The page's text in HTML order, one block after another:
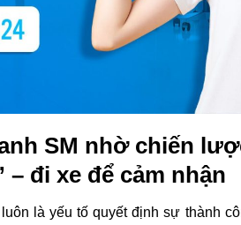
SM nhờ chiến
đi xe để cảm nhận
là yếu tố quyết định sự thành